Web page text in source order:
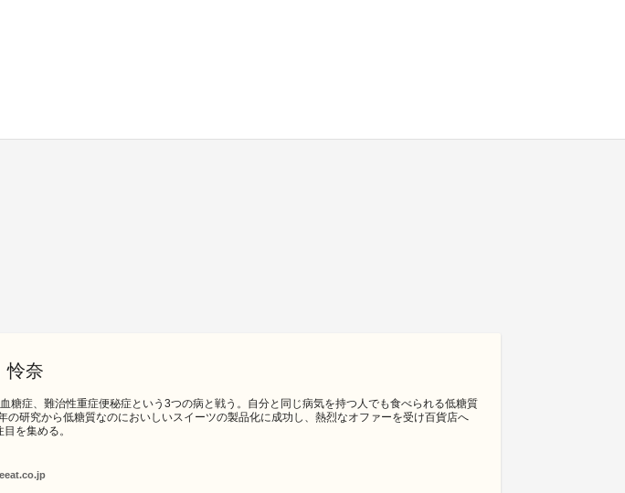
怜奈
糖症、難治性重症便秘症という3つの病と戦う。自分と同じ病気を持つ人でも食べられる低糖質
研究から低糖質なのにおいしいスイーツの製品化に成功し、熱烈なオファーを受け百貨店へ
を集める。